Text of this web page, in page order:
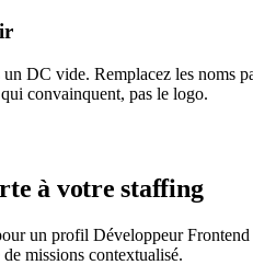
DC vide. Remplacez les noms
convainquent, pas le logo.
à votre staffing
un profil Développeur
missions contextualisé.